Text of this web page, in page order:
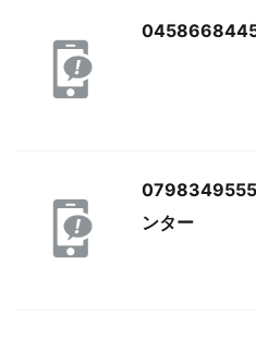
0458668445
0798349555
ンター